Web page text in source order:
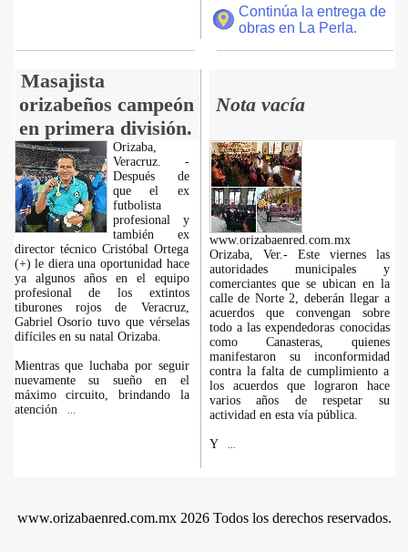
Continúa la entrega de
obras en La Perla.
Masajista
orizabeños campeón
en primera división.
Nota vacía
Orizaba,
Veracruz. -
Después de
que el ex
futbolista
profesional y
también ex
director técnico Cristóbal Ortega
(+) le diera una oportunidad hace
ya algunos años en el equipo
profesional de los extintos
tiburones rojos de Veracruz,
Gabriel Osorio tuvo que vérselas
difíciles en su natal Orizaba.
Mientras que luchaba por seguir
nuevamente su sueño en el
máximo circuito, brindando la
atención
www.orizabaenred.com.mx
Orizaba, Ver.- Este viernes las
autoridades municipales y
comerciantes que se ubican en la
calle de Norte 2, deberán llegar a
acuerdos que convengan sobre
todo a las expendedoras conocidas
como Canasteras, quienes
manifestaron su inconformidad
contra la falta de cumplimiento a
los acuerdos que lograron hace
varios años de respetar su
actividad en esta vía pública.
Y
www.orizabaenred.com.mx 2026 Todos los derechos reservados.